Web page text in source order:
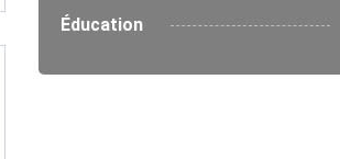
Éducation